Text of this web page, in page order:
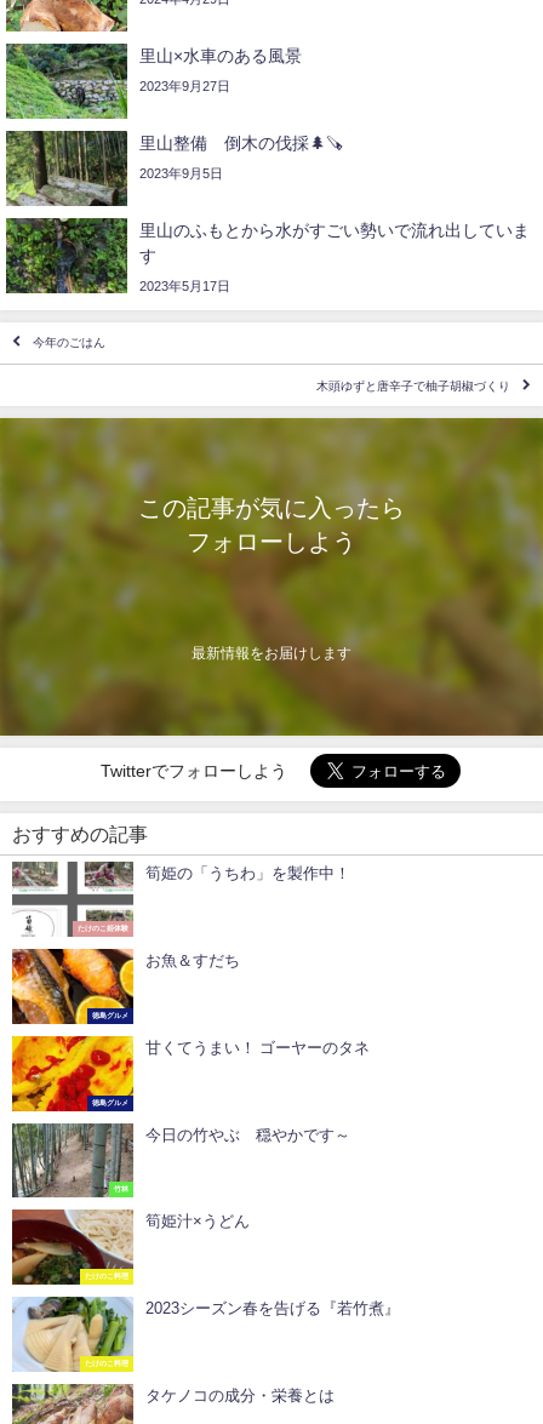
里山×水車のある風景
2023年9月27日
里山整備 倒木の伐採🌲🪚
2023年9月5日
里山のふもとから水がすごい勢いで流れ出していま
す
2023年5月17日
今年のごはん
木頭ゆずと唐辛子で柚子胡椒づくり
この記事が気に入ったら
フォローしよう
最新情報をお届けします
Twitterでフォローしよう
おすすめの記事
たけのこ姫体験
筍姫の「うちわ」を製作中！
徳島グルメ
お魚＆すだち
徳島グルメ
甘くてうまい！ ゴーヤーのタネ
竹林
今日の竹やぶ 穏やかです～
たけのこ料理
筍姫汁×うどん
たけのこ料理
2023シーズン春を告げる『若竹煮』
タケノコの成分・栄養とは